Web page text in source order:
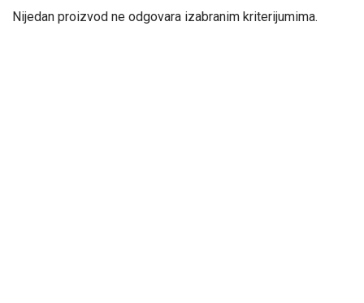
Nijedan proizvod ne odgovara izabranim kriterijumima.